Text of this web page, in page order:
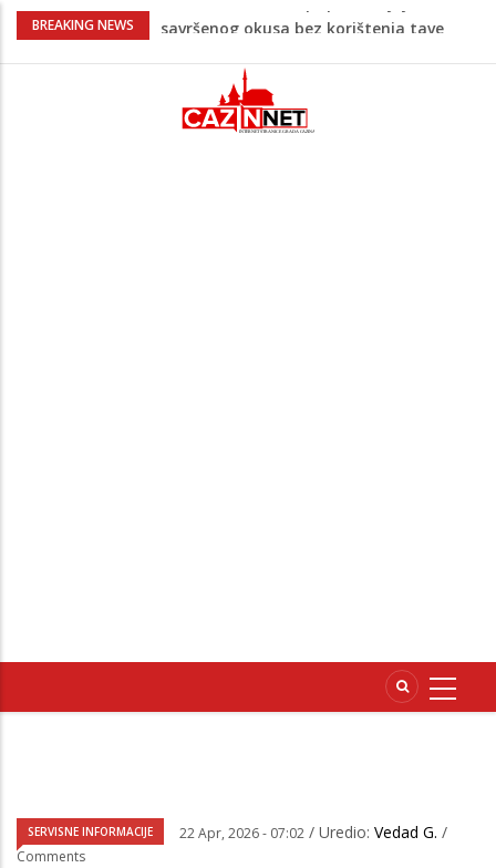
BREAKING NEWS
Stvari koje su djeca 80-ih radila bez
dopuštenje
Dječak ukrasio zlatnog retrivera
naljepnicama, njegova reakcija je hit
SERVISNE INFORMACIJE 22 Apr, 2026 - 07:02 / Uredio: Vedad G. /
Comments